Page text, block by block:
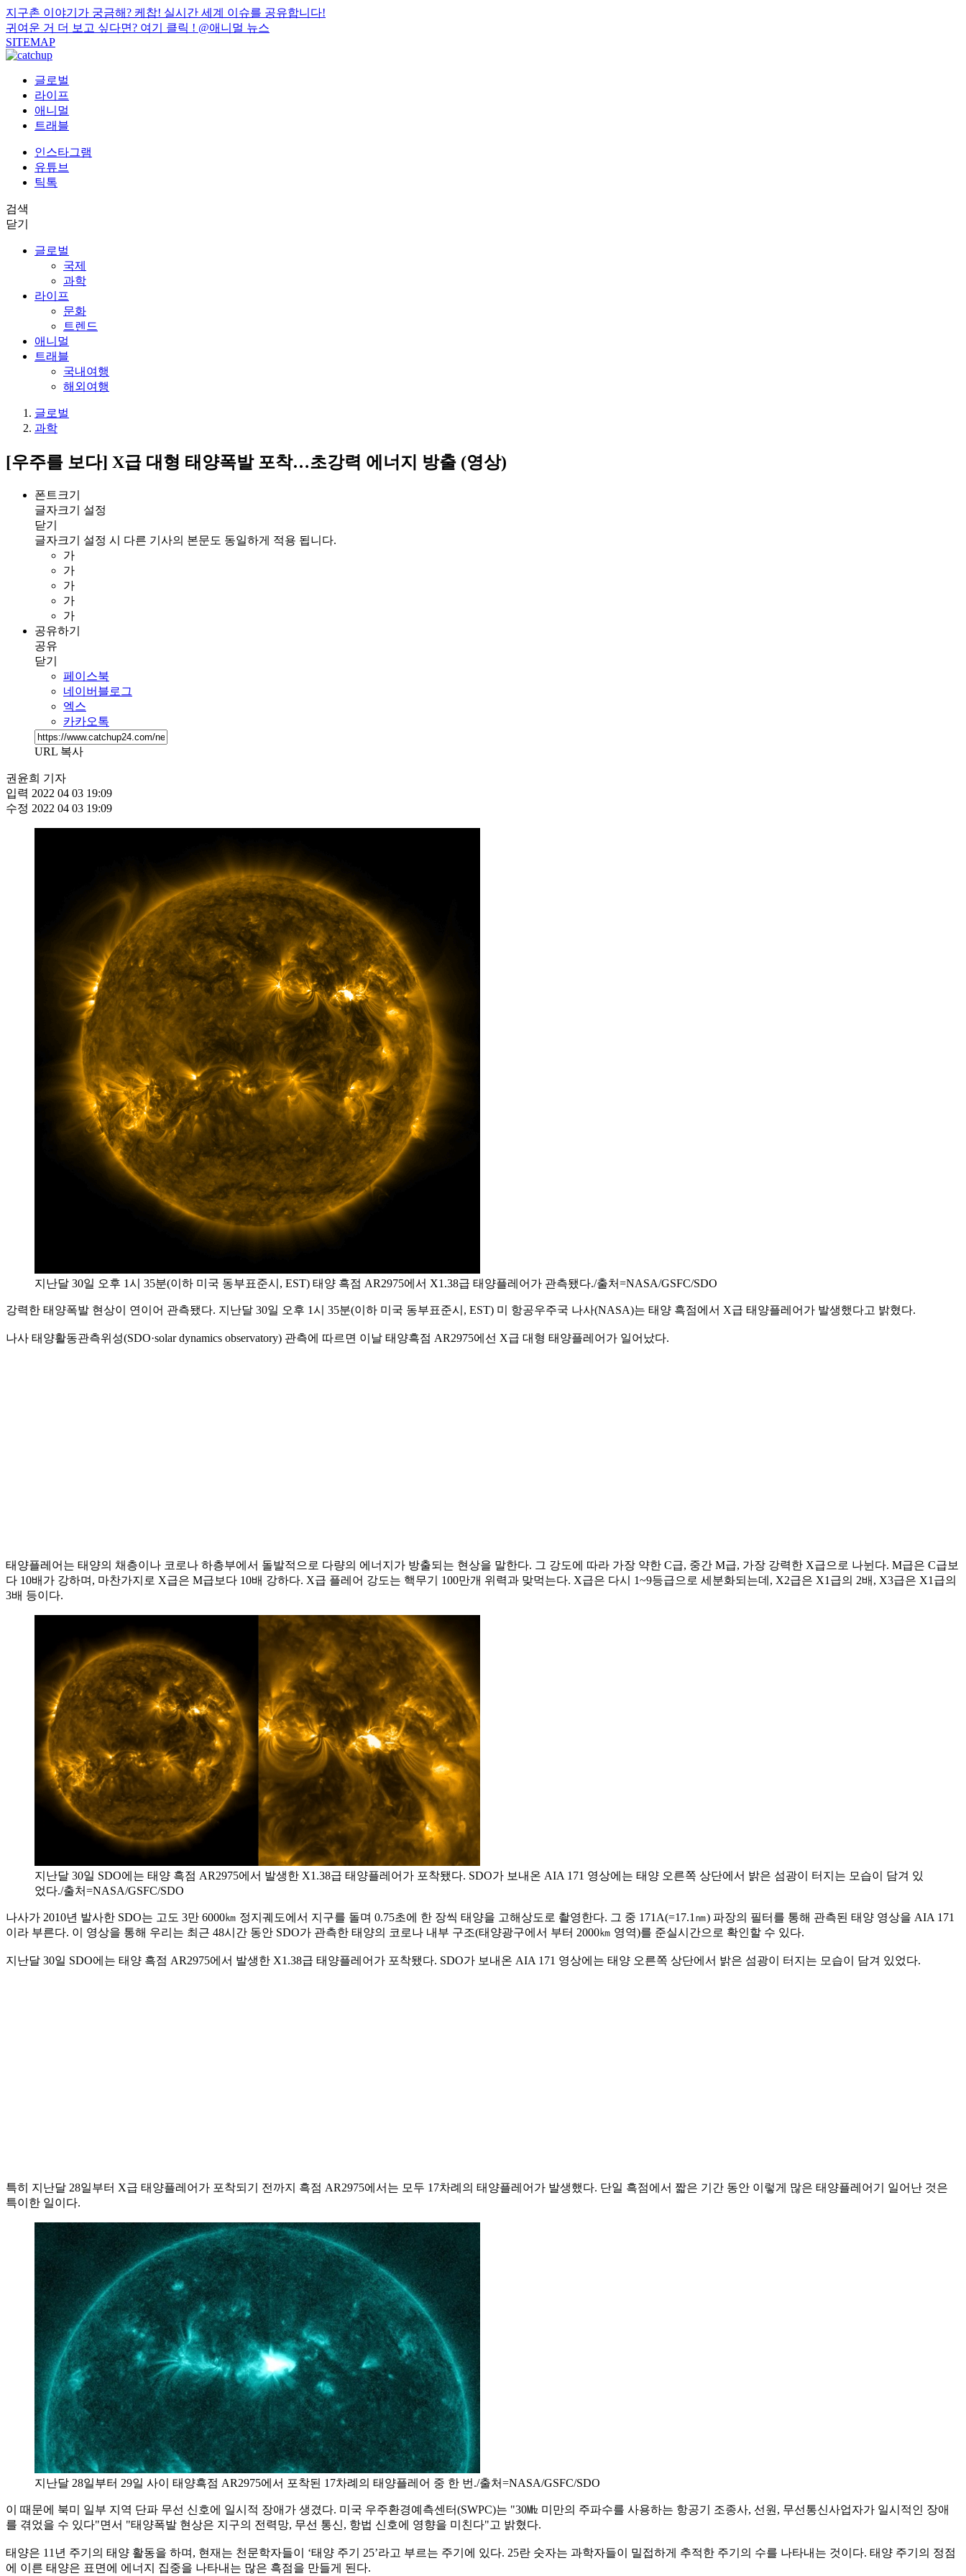
지구촌 이야기가 궁금해? 케찹! 실시간 세계 이슈를 공유합니다!
귀여운 거 더 보고 싶다면? 여기 클릭 ! @애니멀 뉴스
SITEMAP
글로벌
라이프
애니멀
트래블
인스타그램
유튜브
틱톡
검색
닫기
글로벌
국제
과학
라이프
문화
트렌드
애니멀
트래블
국내여행
해외여행
글로벌
과학
[우주를 보다] X급 대형 태양폭발 포착…초강력 에너지 방출 (영상)
폰트크기
글자크기 설정
닫기
글자크기 설정 시 다른 기사의 본문도 동일하게 적용 됩니다.
가
가
가
가
가
공유하기
공유
닫기
페이스북
네이버블로그
엑스
카카오톡
URL 복사
권윤희 기자
입력 2022 04 03 19:09
수정 2022 04 03 19:09
지난달 30일 오후 1시 35분(이하 미국 동부표준시, EST) 태양 흑점 AR2975에서 X1.38급 태양플레어가 관측됐다./출처=NASA/GSFC/SDO
강력한 태양폭발 현상이 연이어 관측됐다. 지난달 30일 오후 1시 35분(이하 미국 동부표준시, EST) 미 항공우주국 나사(NASA)는 태양 흑점에서 X급 태양플레어가 발생했다고 밝혔다.
나사 태양활동관측위성(SDO·solar dynamics observatory) 관측에 따르면 이날 태양흑점 AR2975에선 X급 대형 태양플레어가 일어났다.
태양플레어는 태양의 채층이나 코로나 하층부에서 돌발적으로 다량의 에너지가 방출되는 현상을 말한다. 그 강도에 따라 가장 약한 C급, 중간 M급, 가장 강력한 X급으로 나뉜다. M급은 C급보
다 10배가 강하며, 마찬가지로 X급은 M급보다 10배 강하다. X급 플레어 강도는 핵무기 100만개 위력과 맞먹는다. X급은 다시 1~9등급으로 세분화되는데, X2급은 X1급의 2배, X3급은 X1급의
3배 등이다.
지난달 30일 SDO에는 태양 흑점 AR2975에서 발생한 X1.38급 태양플레어가 포착됐다. SDO가 보내온 AIA 171 영상에는 태양 오른쪽 상단에서 밝은 섬광이 터지는 모습이 담겨 있
었다./출처=NASA/GSFC/SDO
나사가 2010년 발사한 SDO는 고도 3만 6000㎞ 정지궤도에서 지구를 돌며 0.75초에 한 장씩 태양을 고해상도로 촬영한다. 그 중 171A(=17.1㎚) 파장의 필터를 통해 관측된 태양 영상을 AIA 171
이라 부른다. 이 영상을 통해 우리는 최근 48시간 동안 SDO가 관측한 태양의 코로나 내부 구조(태양광구에서 부터 2000㎞ 영역)를 준실시간으로 확인할 수 있다.
지난달 30일 SDO에는 태양 흑점 AR2975에서 발생한 X1.38급 태양플레어가 포착됐다. SDO가 보내온 AIA 171 영상에는 태양 오른쪽 상단에서 밝은 섬광이 터지는 모습이 담겨 있었다.
특히 지난달 28일부터 X급 태양플레어가 포착되기 전까지 흑점 AR2975에서는 모두 17차례의 태양플레어가 발생했다. 단일 흑점에서 짧은 기간 동안 이렇게 많은 태양플레어기 일어난 것은
특이한 일이다.
지난달 28일부터 29일 사이 태양흑점 AR2975에서 포착된 17차례의 태양플레어 중 한 번./출처=NASA/GSFC/SDO
이 때문에 북미 일부 지역 단파 무선 신호에 일시적 장애가 생겼다. 미국 우주환경예측센터(SWPC)는 "30㎒ 미만의 주파수를 사용하는 항공기 조종사, 선원, 무선통신사업자가 일시적인 장애
를 겪었을 수 있다"면서 "태양폭발 현상은 지구의 전력망, 무선 통신, 항법 신호에 영향을 미친다"고 밝혔다.
태양은 11년 주기의 태양 활동을 하며, 현재는 천문학자들이 ‘태양 주기 25’라고 부르는 주기에 있다. 25란 숫자는 과학자들이 밀접하게 추적한 주기의 수를 나타내는 것이다. 태양 주기의 정점
에 이른 태양은 표면에 에너지 집중을 나타내는 많은 흑점을 만들게 된다.